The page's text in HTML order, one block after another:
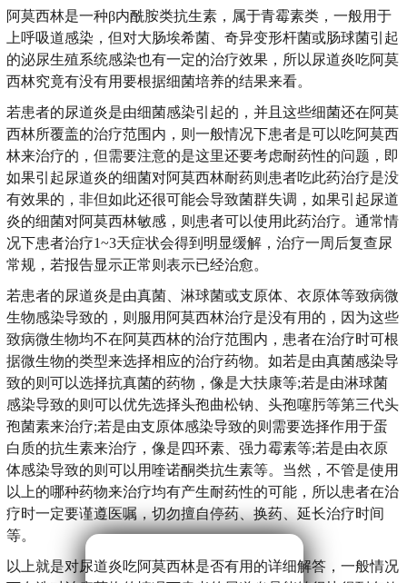
阿莫西林是一种β内酰胺类抗生素，属于青霉素类，一般用于
上呼吸道感染，但对大肠埃希菌、奇异变形杆菌或肠球菌引起
的泌尿生殖系统感染也有一定的治疗效果，所以尿道炎吃阿莫
西林究竟有没有用要根据细菌培养的结果来看。
若患者的尿道炎是由细菌感染引起的，并且这些细菌还在阿莫
西林所覆盖的治疗范围内，则一般情况下患者是可以吃阿莫西
林来治疗的，但需要注意的是这里还要考虑耐药性的问题，即
如果引起尿道炎的细菌对阿莫西林耐药则患者吃此药治疗是没
有效果的，非但如此还很可能会导致菌群失调，如果引起尿道
炎的细菌对阿莫西林敏感，则患者可以使用此药治疗。通常情
况下患者治疗1~3天症状会得到明显缓解，治疗一周后复查尿
常规，若报告显示正常则表示已经治愈。
若患者的尿道炎是由真菌、淋球菌或支原体、衣原体等致病微
生物感染导致的，则服用阿莫西林治疗是没有用的，因为这些
致病微生物均不在阿莫西林的治疗范围内，患者在治疗时可根
据微生物的类型来选择相应的治疗药物。如若是由真菌感染导
致的则可以选择抗真菌的药物，像是大扶康等;若是由淋球菌
感染导致的则可以优先选择头孢曲松钠、头孢噻肟等第三代头
孢菌素来治疗;若是由支原体感染导致的则需要选择作用于蛋
白质的抗生素来治疗，像是四环素、强力霉素等;若是由衣原
体感染导致的则可以用喹诺酮类抗生素等。当然，不管是使用
以上的哪种药物来治疗均有产生耐药性的可能，所以患者在治
疗时一定要谨遵医嘱，切勿擅自停药、换药、延长治疗时间
等。
以上就是对尿道炎吃阿莫西林是否有用的详细解答，一般情况